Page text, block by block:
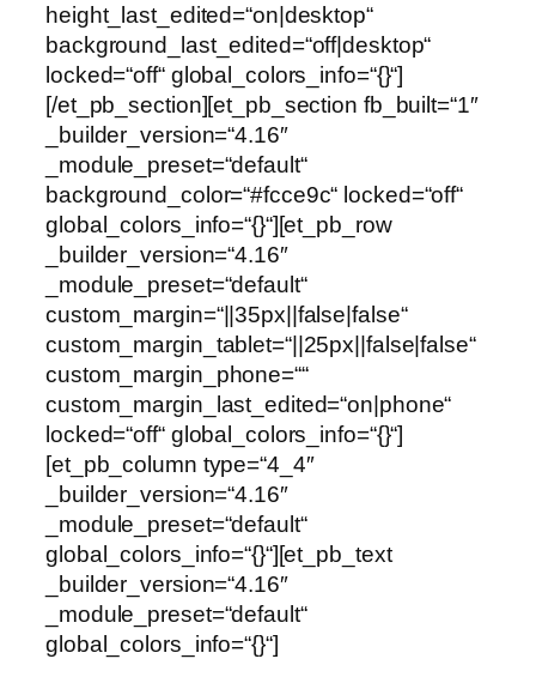
height_last_edited=“on|desktop“
background_last_edited=“off|desktop“
locked=“off“ global_colors_info=“{}“]
[/et_pb_section][et_pb_section fb_built=“1″
_builder_version=“4.16″
_module_preset=“default“
background_color=“#fcce9c“ locked=“off“
global_colors_info=“{}“][et_pb_row
_builder_version=“4.16″
_module_preset=“default“
custom_margin=“||35px||false|false“
custom_margin_tablet=“||25px||false|false“
custom_margin_phone=““
custom_margin_last_edited=“on|phone“
locked=“off“ global_colors_info=“{}“]
[et_pb_column type=“4_4″
_builder_version=“4.16″
_module_preset=“default“
global_colors_info=“{}“][et_pb_text
_builder_version=“4.16″
_module_preset=“default“
global_colors_info=“{}“]